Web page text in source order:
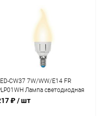
CW37 7W/WW/E14 FR
Лампа светодиодная
на ветру",теплый
₽/ шт